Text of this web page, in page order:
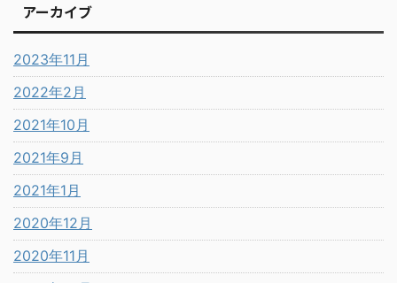
アーカイブ
2023年11月
2022年2月
2021年10月
2021年9月
2021年1月
2020年12月
2020年11月